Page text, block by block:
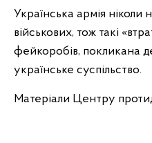
Українська армія ніколи
військових, тож такі
фейкоробів, покликана
українське суспільство.
Матеріали Центру